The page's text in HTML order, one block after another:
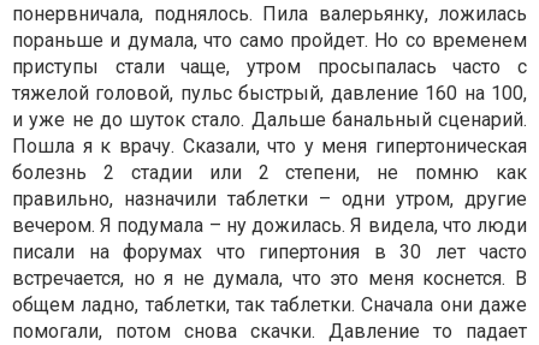
понервничала, поднялось. Пила валерьянку, ложилась
пораньше и думала, что само пройдет. Но со временем
приступы стали чаще, утром просыпалась часто с
тяжелой головой, пульс быстрый, давление 160 на 100,
и уже не до шуток стало. Дальше банальный сценарий.
Пошла я к врачу. Сказали, что у меня гипертоническая
болезнь 2 стадии или 2 степени, не помню как
правильно, назначили таблетки – одни утром, другие
вечером. Я подумала – ну дожилась. Я видела, что люди
писали на форумах что гипертония в 30 лет часто
встречается, но я не думала, что это меня коснется. В
общем ладно, таблетки, так таблетки. Сначала они даже
помогали, потом снова скачки. Давление то падает